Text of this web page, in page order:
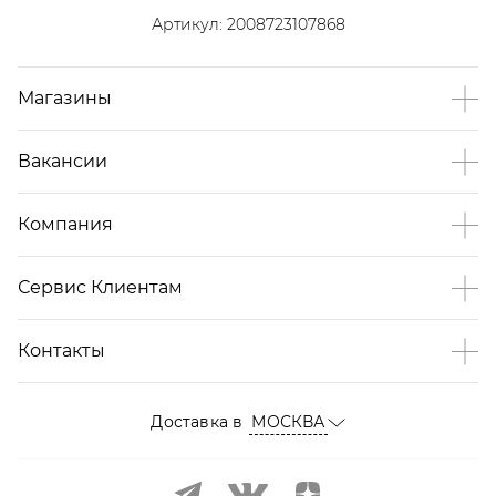
Артикул: 2008723107868
Магазины
Вакансии
Компания
Сервис Клиентам
Контакты
Доставка в МОСКВА